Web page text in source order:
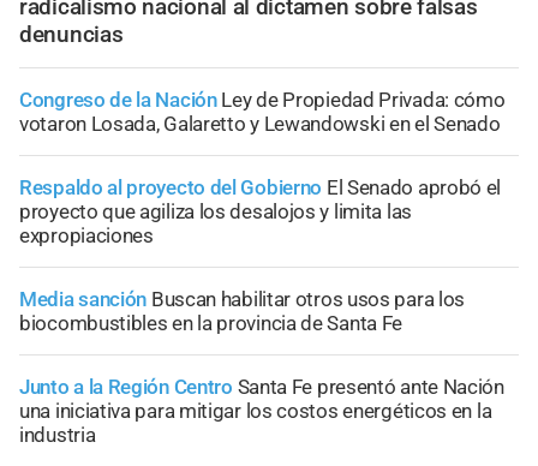
radicalismo nacional al dictamen sobre falsas
denuncias
Congreso de la Nación Ley de Propiedad Privada: cómo
votaron Losada, Galaretto y Lewandowski en el Senado
Respaldo al proyecto del Gobierno El Senado aprobó el
proyecto que agiliza los desalojos y limita las
expropiaciones
Media sanción Buscan habilitar otros usos para los
biocombustibles en la provincia de Santa Fe
Junto a la Región Centro Santa Fe presentó ante Nación
una iniciativa para mitigar los costos energéticos en la
industria